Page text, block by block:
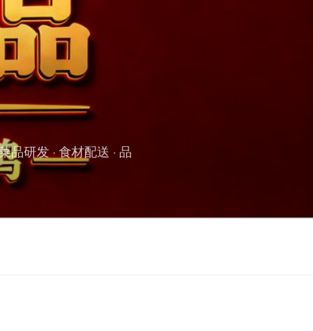
研发 · 食材配送 · 品